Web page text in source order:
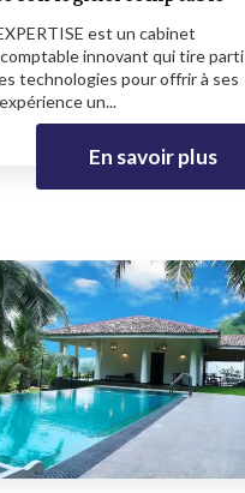
est un cabinet
innovant qui tire parti
technologies pour offrir à ses
un...
En savoir plus